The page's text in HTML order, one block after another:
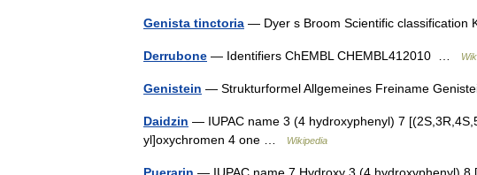
Genista tinctoria — Dyer s Broom Scientific
Derrubone — Identifiers ChEMBL CHEMBL412010 …
Genistein — Strukturformel Allgemeines Freiname
Daidzin — IUPAC name 3 (4 hydroxyphenyl) 7
yl]oxychromen 4 one …
Wikipedia